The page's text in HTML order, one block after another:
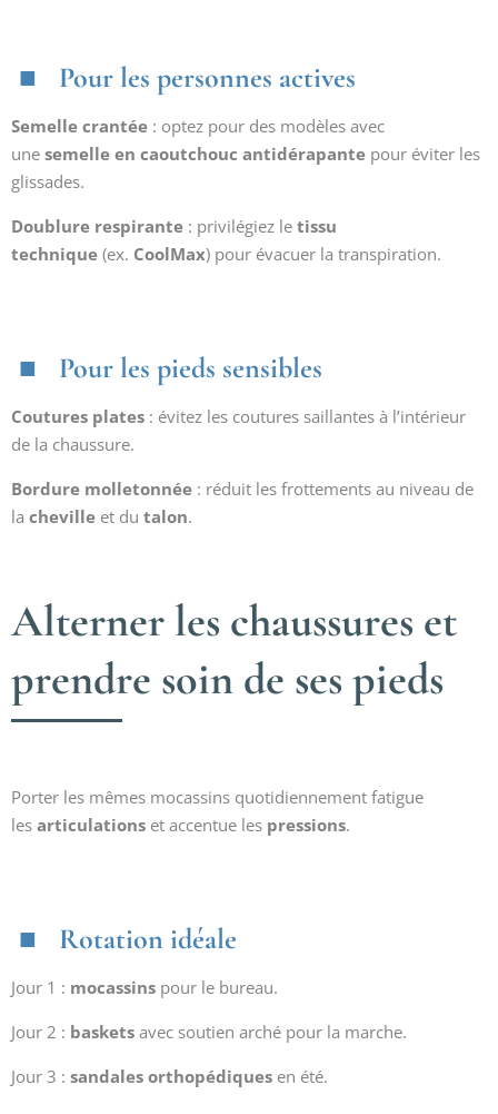
Pour les personnes actives
Semelle crantée : optez pour des modèles avec
une semelle en caoutchouc antidérapante pour éviter les
glissades.
Doublure respirante : privilégiez le tissu
technique (ex. CoolMax) pour évacuer la transpiration.
Pour les pieds sensibles
Coutures plates : évitez les coutures saillantes à l’intérieur
de la chaussure.
Bordure molletonnée : réduit les frottements au niveau de
la cheville et du talon.
Alterner les chaussures et
prendre soin de ses pieds
Porter les mêmes mocassins quotidiennement fatigue
les articulations et accentue les pressions.
Rotation idéale
Jour 1 : mocassins pour le bureau.
Jour 2 : baskets avec soutien arché pour la marche.
Jour 3 : sandales orthopédiques en été.